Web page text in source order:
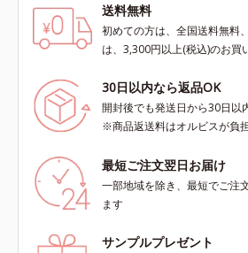
送料無料
初めての方は、全国送料無料
は、3,300円以上(税込)のお買
30日以内なら返品OK
開封後でも発送日から30日以
※商品返送料はオルビスが負
最短ご注文翌日お届け
一部地域を除き、最短でご注
ます
サンプルプレゼント